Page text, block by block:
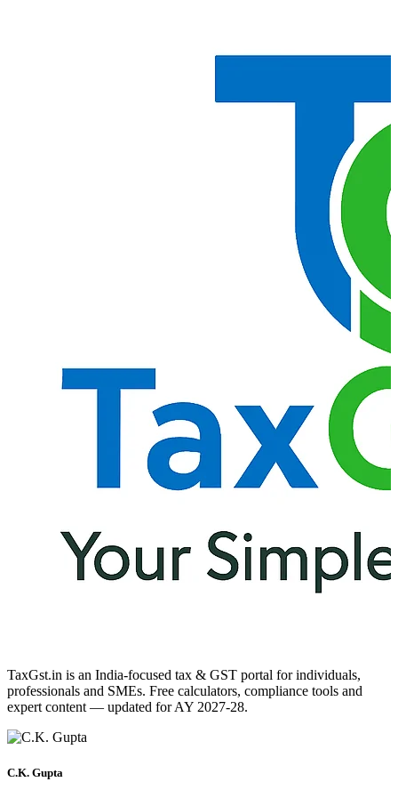
TaxGst.in is an India-focused tax & GST portal for individuals,
professionals and SMEs. Free calculators, compliance tools and
expert content — updated for AY 2027-28.
C.K. Gupta